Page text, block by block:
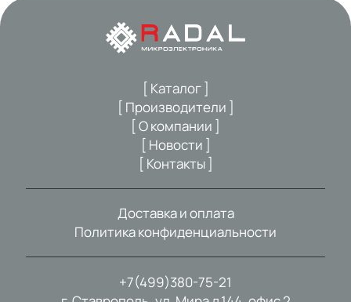
+7(499)380-75-21
[ Каталог ]
[ Производители ]
[ О компании ]
[ Новости ]
[ Контакты ]
Доставка и оплата
Политика конфиденциальности